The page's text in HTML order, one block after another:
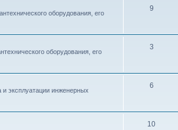
оборудования, его
9
оборудования, его
3
эксплуатации инженерных
6
10